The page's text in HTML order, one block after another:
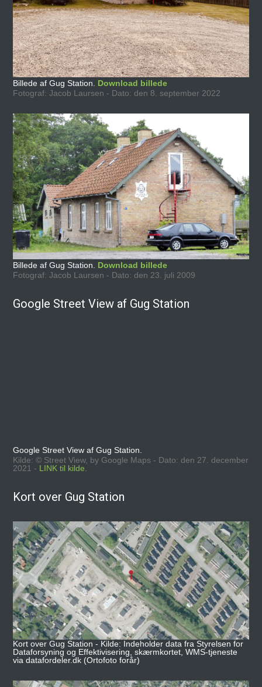
Billede af Gug Station. Download billede
Fotograf: Jacob Laursen - Dato: den 8. september 2022
Billede af Gug Station. Download billede
Fotograf: Jacob Laursen - Dato: den 23. juli 2009
Google Street View af Gug Station
Google Street View af Gug Station.
Kilde: © Street View, by Google Maps - Dato: den 27. december
2021 - LINK til kilde.
Kort over Gug Station
Kort over Gug Station - Kilde: Indeholder data fra Styrelsen for
Dataforsyning og Effektivisering, skærmkortet, WMS-tjeneste
via datafordeler.dk (Ortofoto forår)